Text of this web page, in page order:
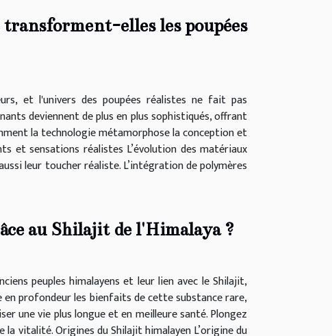
elles les poupées
et l'univers des poupées réalistes ne fait pas
deviennent de plus en plus sophistiqués, offrant
la technologie métamorphose la conception et
et sensations réalistes L’évolution des matériaux
leur toucher réaliste. L’intégration de polymères
au Shilajit de l'Himalaya ?
peuples himalayens et leur lien avec le Shilajit,
profondeur les bienfaits de cette substance rare,
une vie plus longue et en meilleure santé. Plongez
vitalité. Origines du Shilajit himalayen L’origine du